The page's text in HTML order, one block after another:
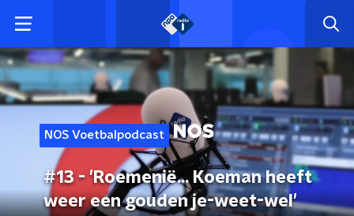
NOS Voetbalpodcast
#13 - 'Roemenië... Koeman heeft
weer een gouden je-weet-wel'